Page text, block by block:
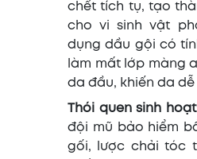
chết tích tụ, tạo
cho vi sinh vật
dụng dầu gội có
làm mất lớp màng
da đầu, khiến da
Thói quen sinh
đội mũ bảo hiểm
gối, lược chải tóc